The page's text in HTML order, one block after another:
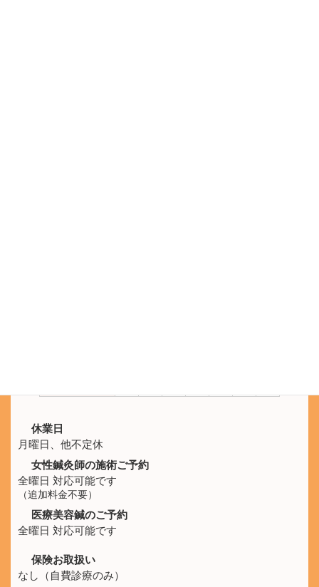
休業日
月曜日、他不定休
女性鍼灸師の施術ご予約
全曜日 対応可能です
（追加料金不要）
医療美容鍼のご予約
全曜日 対応可能です
保険お取扱い
なし（自費診療のみ）